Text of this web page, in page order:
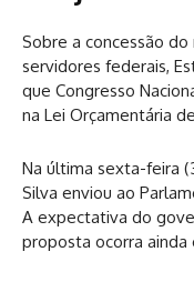
Sobre a concessão
servidores federais,
que Congresso
na Lei Orçamentária
Na última sexta-feira
Silva enviou ao
A expectativa do
proposta ocorra ainda